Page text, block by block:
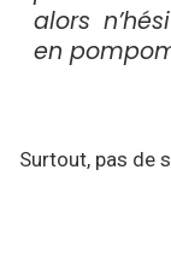
alors
en
Surtout, pas de